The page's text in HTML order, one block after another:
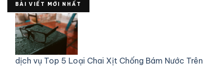
BÀI VIẾT MỚI NHẤT
dịch vụ Top 5 Loại Chai Xịt Chống Bám Nước Trên